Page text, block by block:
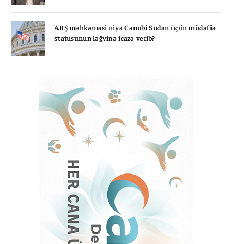
ABŞ məhkəməsi niyə Cənubi Sudan üçün müdafiə
statusunun ləğvinə icazə verib?